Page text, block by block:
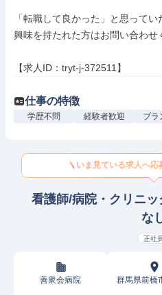
「転職して良かった」と思って
興味を持たれた方はお問い合わせ
【求人ID：tryt-j-372511】
仕事の特徴
学歴不問 経験者歓迎 ブラ
いま見ている求人へ応
看護師/病院・クリニ
な
正社
善衆会病院 群馬県前橋